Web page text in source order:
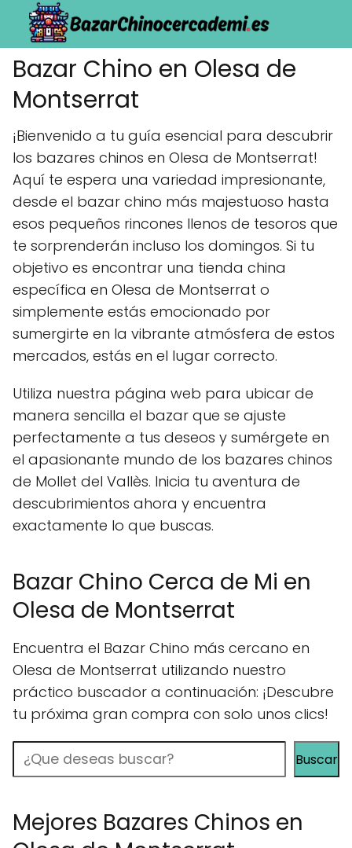
Bazar Chino en Olesa de
Montserrat
¡Bienvenido a tu guía esencial para descubrir
los bazares chinos en Olesa de Montserrat!
Aquí te espera una variedad impresionante,
desde el bazar chino más majestuoso hasta
esos pequeños rincones llenos de tesoros que
te sorprenderán incluso los domingos. Si tu
objetivo es encontrar una tienda china
específica en Olesa de Montserrat o
simplemente estás emocionado por
sumergirte en la vibrante atmósfera de estos
mercados, estás en el lugar correcto.
Utiliza nuestra página web para ubicar de
manera sencilla el bazar que se ajuste
perfectamente a tus deseos y sumérgete en
el apasionante mundo de los bazares chinos
de Mollet del Vallès. Inicia tu aventura de
descubrimientos ahora y encuentra
exactamente lo que buscas.
Bazar Chino Cerca de Mi en
Olesa de Montserrat
Encuentra el Bazar Chino más cercano en
Olesa de Montserrat utilizando nuestro
práctico buscador a continuación: ¡Descubre
tu próxima gran compra con solo unos clics!
Buscar Buscar
Mejores Bazares Chinos en